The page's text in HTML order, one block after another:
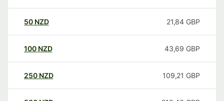
50 NZD 21,84 GBP
100 NZD 43,69 GBP
250 NZD 109,21 GBP